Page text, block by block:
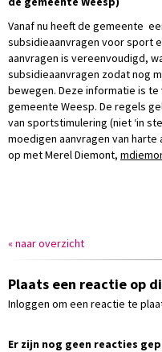
Vanaf nu heeft de gemeente
subsidieaanvragen voor sport
aanvragen is vereenvoudigd,
subsidieaanvragen zodat nog
bewegen. Deze informatie is
gemeente Weesp. De regels
van sportstimulering (niet ‘in
moedigen aanvragen van
op met Merel Diemont,
« naar overzicht
Plaats een reactie op
Inloggen om een reactie te
Er zijn nog geen reacties